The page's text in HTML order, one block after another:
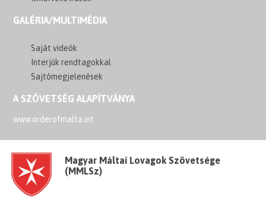
GALÉRIA/MULTIMÉDIA
Saját videók
Interjúk rendtagokkal
Sajtómegjelenések
A SZÖVETSÉG ALAPÍTVÁNYA
www.orderofmalta.int
Magyar Máltai Lovagok Szövetsége
(MMLSz)